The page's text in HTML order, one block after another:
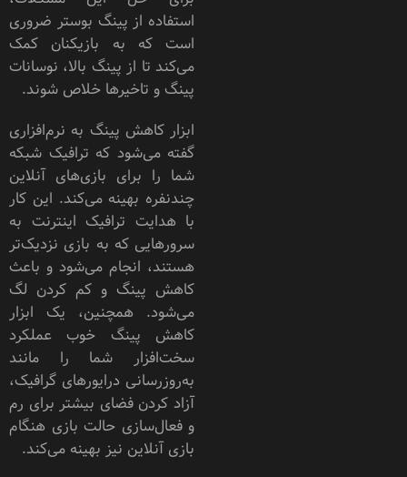
استفاده از پینگ بوستر ضروری
است که به بازیکنان کمک
می‌کند تا از پینگ بالا، نوسانات
پینگ و تاخیرها خلاص شوند.
ابزار کاهش پینگ به نرم‌افزاری
گفته می‌شود که ترافیک شبکه
شما را برای بازی‌های آنلاین
چندنفره بهینه می‌کند. این کار
با هدایت ترافیک اینترنت به
سرورهایی که به بازی نزدیک‌تر
هستند، انجام می‌شود و باعث
کاهش پینگ و کم کردن لگ
می‌شود. همچنین، یک ابزار
کاهش پینگ خوب عملکرد
سخت‌افزار شما را مانند
به‌روزرسانی درایورهای گرافیک،
آزاد کردن فضای بیشتر برای رم
و فعال‌سازی حالت بازی هنگام
بازی آنلاین نیز بهینه می‌کند.